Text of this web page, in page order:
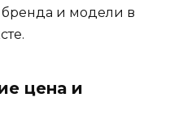
и модели в
цена и